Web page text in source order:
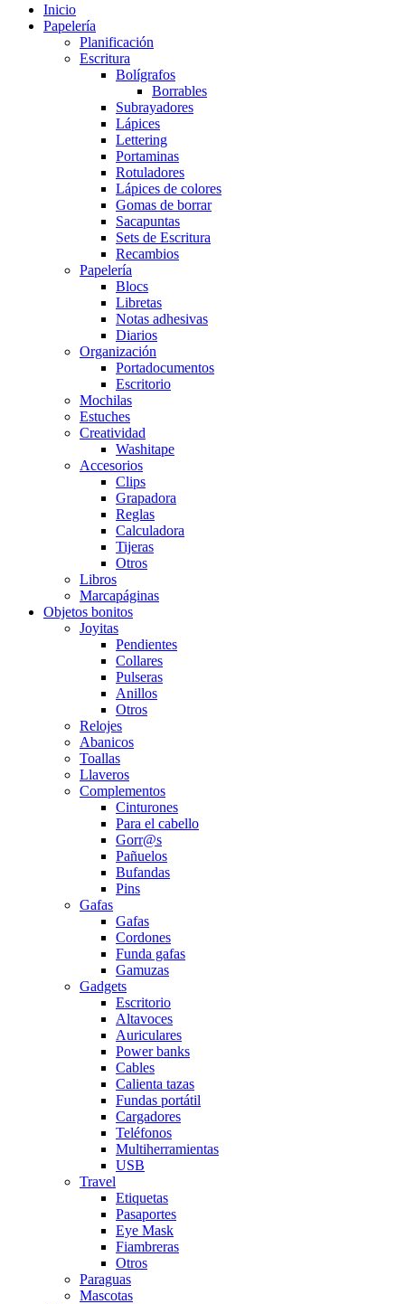
Inicio
Papelería
Planificación
Escritura
Bolígrafos
Borrables
Subrayadores
Lápices
Lettering
Portaminas
Rotuladores
Lápices de colores
Gomas de borrar
Sacapuntas
Sets de Escritura
Recambios
Papelería
Blocs
Libretas
Notas adhesivas
Diarios
Organización
Portadocumentos
Escritorio
Mochilas
Estuches
Creatividad
Washitape
Accesorios
Clips
Grapadora
Reglas
Calculadora
Tijeras
Otros
Libros
Marcapáginas
Objetos bonitos
Joyitas
Pendientes
Collares
Pulseras
Anillos
Otros
Relojes
Abanicos
Toallas
Llaveros
Complementos
Cinturones
Para el cabello
Gorr@s
Pañuelos
Bufandas
Pins
Gafas
Gafas
Cordones
Funda gafas
Gamuzas
Gadgets
Escritorio
Altavoces
Auriculares
Power banks
Cables
Calienta tazas
Fundas portátil
Cargadores
Teléfonos
Multiherramientas
USB
Travel
Etiquetas
Pasaportes
Eye Mask
Fiambreras
Otros
Paraguas
Mascotas